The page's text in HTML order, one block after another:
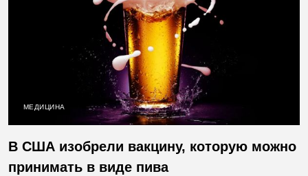
МЕДИЦИНА
В США изобрели вакцину, которую можно
принимать в виде пива